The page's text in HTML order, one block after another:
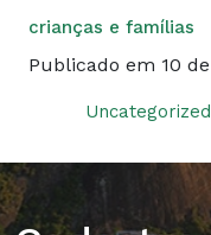
crianças e famílias
Publicado em 10
Uncategorized